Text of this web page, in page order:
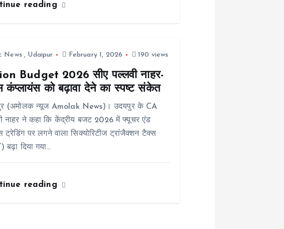
reading
News, Udaipur February 1, 2026 190 views
Budget 2026 सीए पल्लवी नाहर-
कंप्लायंस को बढ़ावा देने का स्पष्ट संकेत
(अमोलक न्यूज Amolak News)। उदयपुर के CA
नाहर ने कहा कि केंद्रीय बजट 2026 में फ्यूचर एंड
ट्रेडिंग पर लगने वाला सिक्योरिटीज ट्रांजैक्शन टैक्स
बढ़ा दिया गया…
reading